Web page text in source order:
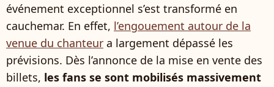
événement exceptionnel s’est transformé en
cauchemar. En effet, l’engouement autour de la
venue du chanteur a largement dépassé les
prévisions. Dès l’annonce de la mise en vente des
billets, les fans se sont mobilisés massivement